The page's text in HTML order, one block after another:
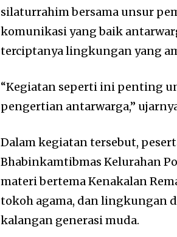
silaturrahim bersama unsur
komunikasi yang baik
terciptanya lingkungan yang
“Kegiatan seperti ini penting
pengertian antarwarga,”
Dalam kegiatan tersebut,
Bhabinkamtibmas Kelurahan
materi bertema Kenakalan
tokoh agama, dan lingkungan
kalangan generasi muda.